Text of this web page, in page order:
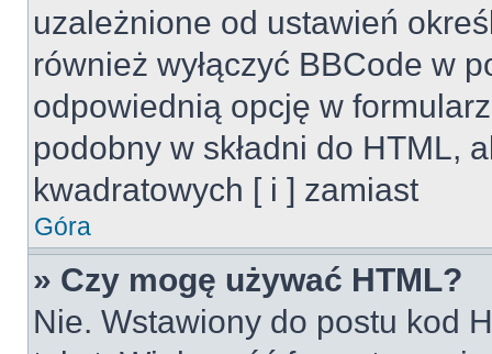
uzależnione od ustawień
również wyłączyć BBCode w
odpowiednią opcję w
podobny w składni do HTML,
kwadratowych [ i ] zamiast
Góra
» Czy mogę używać HTML?
Nie. Wstawiony do postu kod